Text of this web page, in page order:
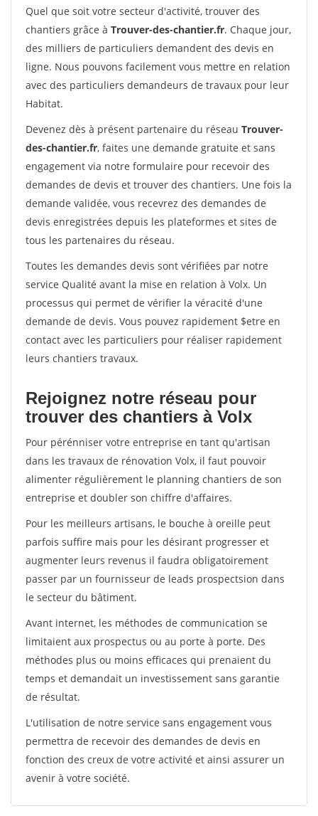
Quel que soit votre secteur d'activité, trouver des
chantiers grâce à Trouver-des-chantier.fr. Chaque jour,
des milliers de particuliers demandent des devis en
ligne. Nous pouvons facilement vous mettre en relation
avec des particuliers demandeurs de travaux pour leur
Habitat.
Devenez dès à présent partenaire du réseau Trouver-
des-chantier.fr, faites une demande gratuite et sans
engagement via notre formulaire pour recevoir des
demandes de devis et trouver des chantiers. Une fois la
demande validée, vous recevrez des demandes de
devis enregistrées depuis les plateformes et sites de
tous les partenaires du réseau.
Toutes les demandes devis sont vérifiées par notre
service Qualité avant la mise en relation à Volx. Un
processus qui permet de vérifier la véracité d'une
demande de devis. Vous pouvez rapidement $etre en
contact avec les particuliers pour réaliser rapidement
leurs chantiers travaux.
Rejoignez notre réseau pour
trouver des chantiers à Volx
Pour pérénniser votre entreprise en tant qu'artisan
dans les travaux de rénovation Volx, il faut pouvoir
alimenter régulièrement le planning chantiers de son
entreprise et doubler son chiffre d'affaires.
Pour les meilleurs artisans, le bouche à oreille peut
parfois suffire mais pour les désirant progresser et
augmenter leurs revenus il faudra obligatoirement
passer par un fournisseur de leads prospectsion dans
le secteur du bâtiment.
Avant internet, les méthodes de communication se
limitaient aux prospectus ou au porte à porte. Des
méthodes plus ou moins efficaces qui prenaient du
temps et demandait un investissement sans garantie
de résultat.
L'utilisation de notre service sans engagement vous
permettra de recevoir des demandes de devis en
fonction des creux de votre activité et ainsi assurer un
avenir à votre société.